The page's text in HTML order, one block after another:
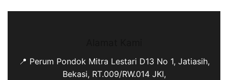
📍 Perum Pondok Mitra Lestari D13 No 1, Jatiasih,
Bekasi, RT.009/RW.014 JKI,